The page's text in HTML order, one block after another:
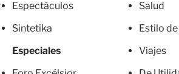
Espectáculos
Sintetika
Especiales
Salud
Estilo
Viajes